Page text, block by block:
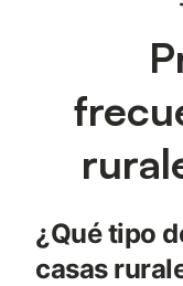
¿Qué tipo
casas